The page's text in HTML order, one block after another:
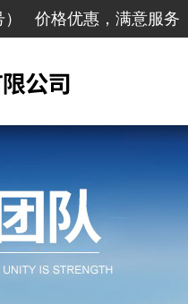
） 价格优惠，满意服务